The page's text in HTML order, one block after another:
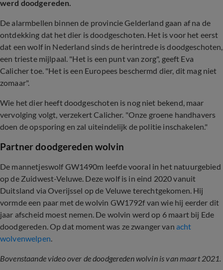
werd doodgereden.
De alarmbellen binnen de provincie Gelderland gaan af na de
ontdekking dat het dier is doodgeschoten. Het is voor het eerst
dat een wolf in Nederland sinds de herintrede is doodgeschoten,
een trieste mijlpaal. "Het is een punt van zorg", geeft Eva
Calicher toe. "Het is een Europees beschermd dier, dit mag niet
zomaar".
Wie het dier heeft doodgeschoten is nog niet bekend, maar
vervolging volgt, verzekert Calicher. "Onze groene handhavers
doen de opsporing en zal uiteindelijk de politie inschakelen."
Partner doodgereden wolvin
De mannetjeswolf GW1490m leefde vooral in het natuurgebied
op de Zuidwest-Veluwe. Deze wolf is in eind 2020 vanuit
Duitsland via Overijssel op de Veluwe terechtgekomen. Hij
vormde een paar met de wolvin GW1792f van wie hij eerder dit
jaar afscheid moest nemen. De wolvin werd op 6 maart bij Ede
doodgereden. Op dat moment was ze zwanger van acht
wolvenwelpen.
Bovenstaande video over de doodgereden wolvin is van maart 2021.